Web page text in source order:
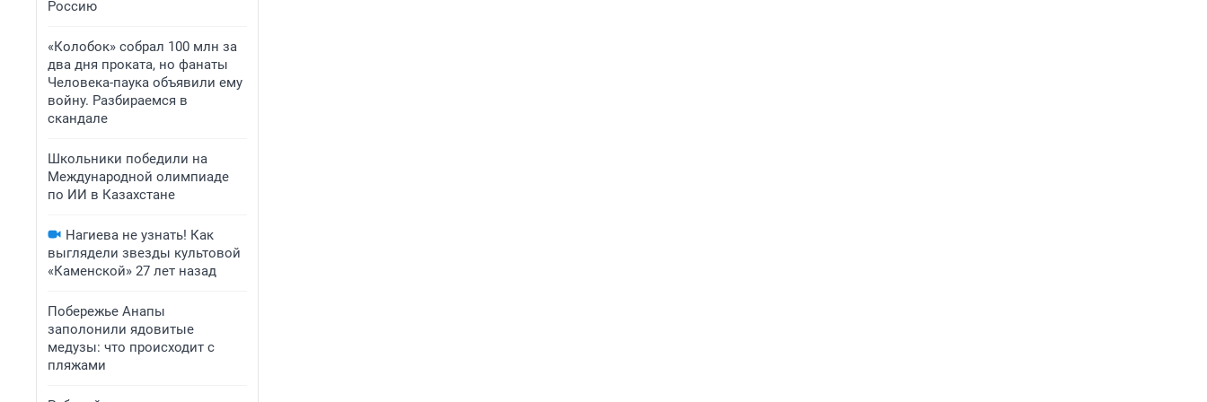
Россию
«Колобок» собрал 100 млн за
два дня проката, но фанаты
Человека-паука объявили ему
войну. Разбираемся в
скандале
Школьники победили на
Международной олимпиаде
по ИИ в Казахстане
Нагиева не узнать! Как
выглядели звезды культовой
«Каменской» 27 лет назад
Побережье Анапы
заполонили ядовитые
медузы: что происходит с
пляжами